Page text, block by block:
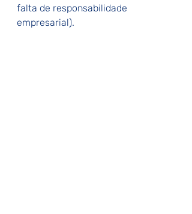
falta de responsabilidade
empresarial).